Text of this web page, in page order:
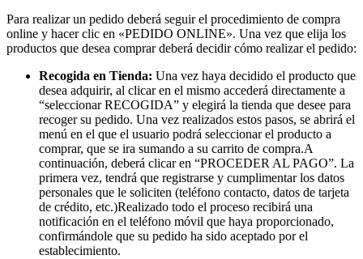
Para realizar un pedido deberá seguir el procedimiento de compra
online y hacer clic en «PEDIDO ONLINE». Una vez que elija los
productos que desea comprar deberá decidir cómo realizar el pedido:
Recogida en Tienda: Una vez haya decidido el producto que
desea adquirir, al clicar en el mismo accederá directamente a
“seleccionar RECOGIDA” y elegirá la tienda que desee para
recoger su pedido. Una vez realizados estos pasos, se abrirá el
menú en el que el usuario podrá seleccionar el producto a
comprar, que se ira sumando a su carrito de compra.A
continuación, deberá clicar en “PROCEDER AL PAGO”. La
primera vez, tendrá que registrarse y cumplimentar los datos
personales que le soliciten (teléfono contacto, datos de tarjeta
de crédito, etc.)Realizado todo el proceso recibirá una
notificación en el teléfono móvil que haya proporcionado,
confirmándole que su pedido ha sido aceptado por el
establecimiento.